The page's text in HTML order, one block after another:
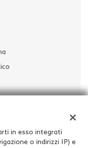
in esso integrati
o indirizzi IP) e